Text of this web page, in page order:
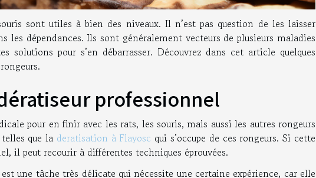
sont utiles à bien des niveaux. Il n’est pas question de les laisser
les dépendances. Ils sont généralement vecteurs de plusieurs maladies
pour s’en débarrasser. Découvrez dans cet article quelques
professionnel
pour en finir avec les rats, les souris, mais aussi les autres rongeurs
que la deratisation à Flayosc qui s’occupe de ces rongeurs. Si cette
il peut recourir à différentes techniques éprouvées.
une tâche très délicate qui nécessite une certaine expérience, car elle